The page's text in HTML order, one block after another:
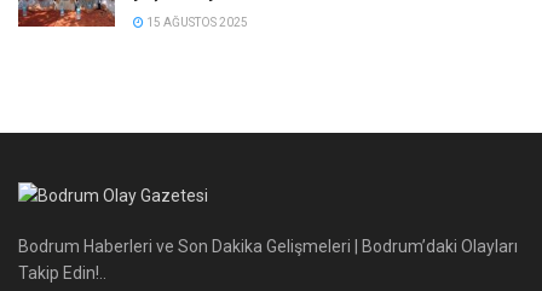
15 AĞUSTOS 2025
Bodrum Haberleri ve Son Dakika Gelişmeleri | Bodrum’daki Olayları
Takip Edin!..